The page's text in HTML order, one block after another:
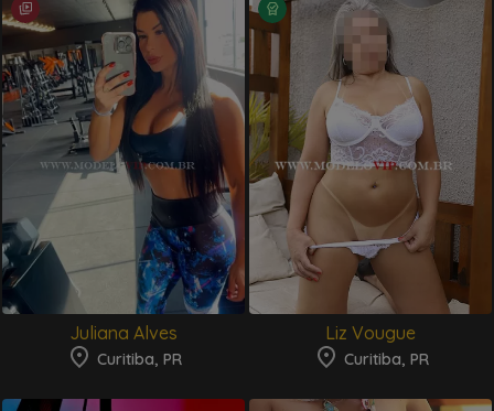
Juliana Alves
Curitiba, PR
Liz Vougue
Curitiba, PR